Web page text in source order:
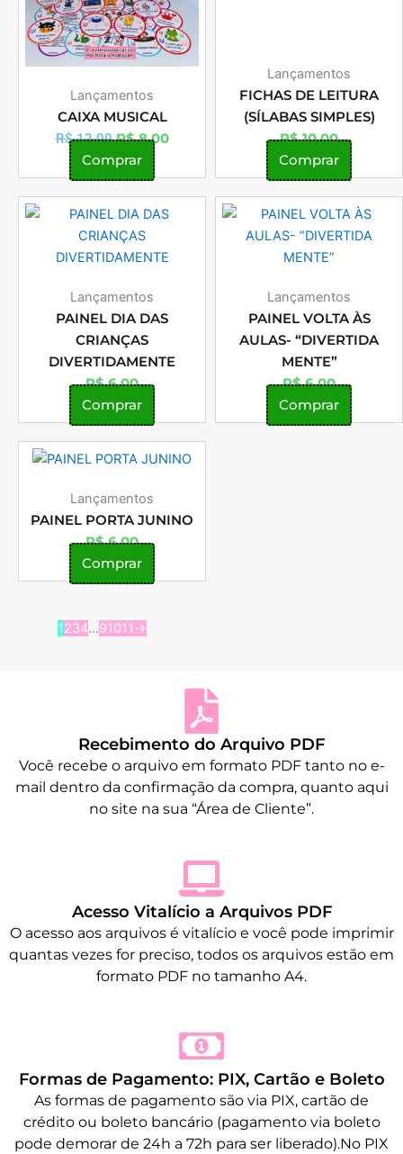
Lançamentos
CAIXA MUSICAL
R$12,00 R$8,00
Comprar
Lançamentos
FICHAS DE LEITURA
(SÍLABAS SIMPLES)
R$10,00
Comprar
Lançamentos
PAINEL DIA DAS
CRIANÇAS
DIVERTIDAMENTE
R$6,00
Comprar
Lançamentos
PAINEL VOLTA ÀS
AULAS- “DIVERTIDA
MENTE”
R$6,00
Comprar
Lançamentos
PAINEL PORTA JUNINO
R$6,00
Comprar
1234…91011 →
Recebimento do Arquivo PDF
Você recebe o arquivo em formato PDF tanto no e-
mail dentro da confirmação da compra, quanto aqui
no site na sua “Área de Cliente”.
Acesso Vitalício a Arquivos PDF
O acesso aos arquivos é vitalício e você pode imprimir
quantas vezes for preciso, todos os arquivos estão em
formato PDF no tamanho A4.
Formas de Pagamento: PIX, Cartão e Boleto
As formas de pagamento são via PIX, cartão de
crédito ou boleto bancário (pagamento via boleto
pode demorar de 24h a 72h para ser liberado).No PIX